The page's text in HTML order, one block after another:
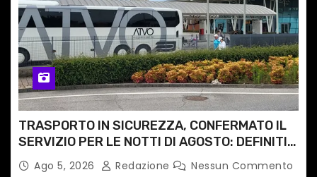
TRASPORTO IN SICUREZZA, CONFERMATO IL
SERVIZIO PER LE NOTTI DI AGOSTO: DEFINITI
PERCORSI, FERMATE E ORARIO
Ago 5, 2026 Redazione Nessun Commento